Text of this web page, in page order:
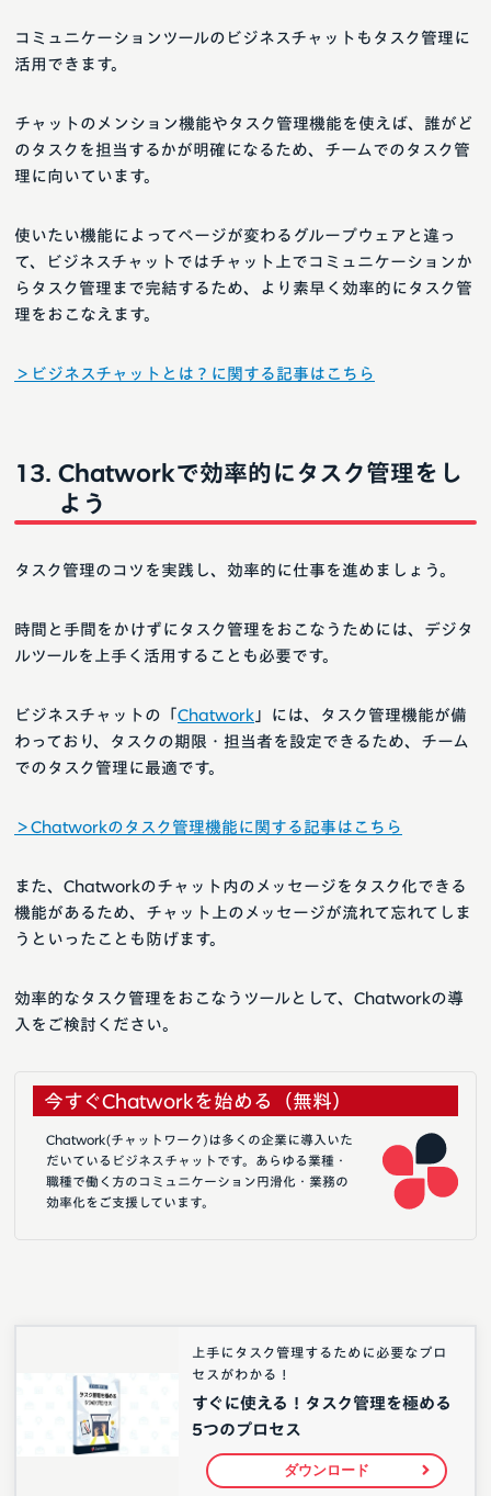
コミュニケーションツールのビジネスチャットもタスク管理に
活用できます。
チャットのメンション機能やタスク管理機能を使えば、誰がど
のタスクを担当するかが明確になるため、チームでのタスク管
理に向いています。
使いたい機能によってページが変わるグループウェアと違っ
て、ビジネスチャットではチャット上でコミュニケーションか
らタスク管理まで完結するため、より素早く効率的にタスク管
理をおこなえます。
＞ビジネスチャットとは？に関する記事はこちら
Chatworkで効率的にタスク管理をし
よう
タスク管理のコツを実践し、効率的に仕事を進めましょう。
時間と手間をかけずにタスク管理をおこなうためには、デジタ
ルツールを上手く活用することも必要です。
ビジネスチャットの「 Chatwork 」には、タスク管理機能が備
わっており、タスクの期限・担当者を設定できるため、チーム
でのタスク管理に最適です。
＞Chatworkのタスク管理機能に関する記事はこちら
また、Chatworkのチャット内のメッセージをタスク化できる
機能があるため、チャット上のメッセージが流れて忘れてしま
うといったことも防げます。
効率的なタスク管理をおこなうツールとして、Chatworkの導
入をご検討ください。
今すぐChatworkを始める（無料）
Chatwork(チャットワーク)は多くの企業に導入いた
だいているビジネスチャットです。あらゆる業種・
職種で働く方のコミュニケーション円滑化・業務の
効率化をご支援しています。
上手にタスク管理するために必要なプロ
セスがわかる！
すぐに使える！タスク管理を極める
5つのプロセス
ダウンロード